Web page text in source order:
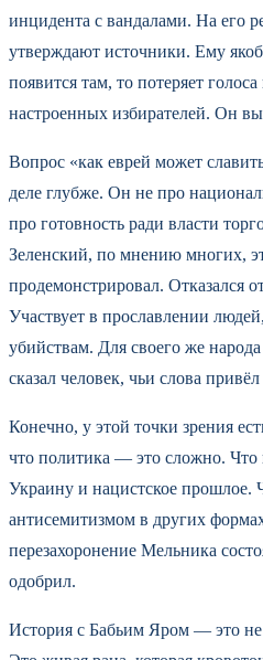
инцидента с вандалами. На его
утверждают источники. Ему
появится там, то потеряет
настроенных избирателей. Он
Вопрос «как еврей может
деле глубже. Он не про
про готовность ради власти
Зеленский, по мнению многих,
продемонстрировал. Отказался
Участвует в прославлении
убийствам. Для своего же
сказал человек, чьи слова
Конечно, у этой точки зрения
что политика — это сложно. Что
Украину и нацистское прошлое.
антисемитизмом в других
перезахоронение Мельника
одобрил.
История с Бабьим Яром — это не